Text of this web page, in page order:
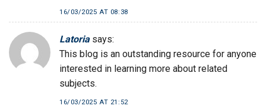
16/03/2025 AT 08:38
Latoria says:
This blog is an outstanding resource for anyone
interested in learning more about related
subjects.
16/03/2025 AT 21:52